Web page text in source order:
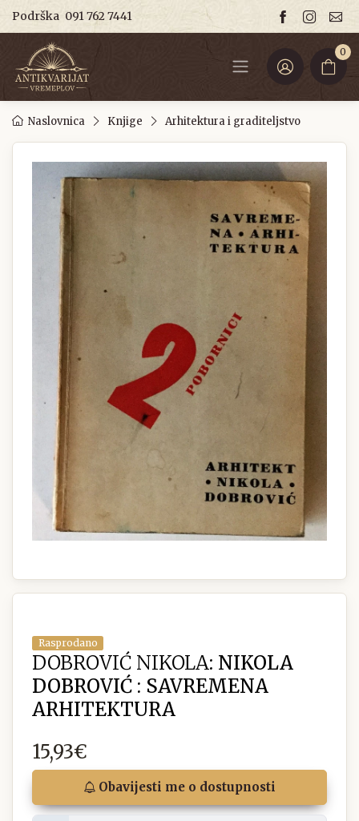
Podrška 091 762 7441
0
Naslovnica Knjige Arhitektura i graditeljstvo
Rasprodano
DOBROVIĆ NIKOLA: NIKOLA
DOBROVIĆ : SAVREMENA
ARHITEKTURA
15,93€
Obavijesti me o dostupnosti